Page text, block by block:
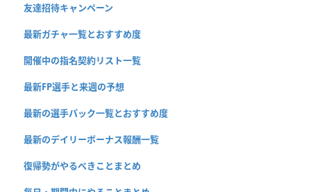
友達招待キャンペーン
最新ガチャ一覧とおすすめ度
開催中の指名契約リスト一覧
最新FP選手と来週の予想
最新の選手パック一覧とおすすめ度
最新のデイリーボーナス報酬一覧
復帰勢がやるべきことまとめ